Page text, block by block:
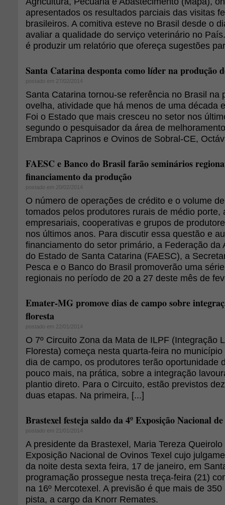
apresentados os resultados parciais das visitas
brasileiros. A comitiva esteve no Brasil desde o
avaliar a qualidade do serviço veterinário no
é produzir um relatório que ofereça sugestões
Santa Catarina desponta como líder na produção
postado em 27/02/2014
Santa Catarina tornou-se referência no Brasil na
ovelha, atividade que há menos de uma década
Foi o Estado que mais cresceu no setor nos
segundo o pesquisador da área de
Embrapa Caprinos e Ovinos de Sobral-CE,
FAESC e Banco do Brasil farão seminários
financiamento da produção
postado em 20/02/2014
O número de operações de crédito e o volume
tomados pelos produtores rurais de médio porte,
empresariais, cooperativas e grupos de
nos últimos anos. Para discutir essa questão e
financiamento do setor primário, a Federação da
do Estado de Santa Catarina (FAESC), a
Pesca e o Banco do Brasil promoverão uma
regionais no período de 20 a 27 deste mês de
Emater-MG promove dias de campo sobre
floresta
postado em 22/01/2014
O 7º Circuito Zona da Mata de ILPF (Integração
Floresta) começa nesta quarta-feira no
dia de campo, os produtores terão oportunidade
pouco mais, na prática, sobre a integração
plantio direto. Para o Circuito, estão previstos
duas etapas. Na primeira, [...]
Brastexel festeja saldo da 4º Exposição Nacional
postado em 21/01/2014
A presidente da Brastexel, Maria Tereza
Exposição Nacional de Ovinos Texel cujo
da noite desta sexta feira, 17 de janeiro, em
programação prossegue nesta treça-feira (21)
na 16º Mercotexel. A previsão é que mais de
pista, a cargo da Knorr Remates.